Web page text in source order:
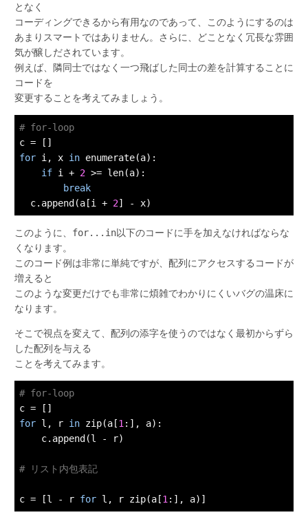
となく
コーディングできるから有用なのであって、このようにするのは
あまりスマートではありません。さらに、どことなく冗長な雰囲
気が醸しだされています。
例えば、隣同士ではなく一つ飛ばした同士の差を計算することに
コードを
変更することを考えてみましょう。
# for-loop
for i, x in enumerate(a):
if i + 2 >= len(a):
break
  c.append(a[i +
2
このように、 for...in以下のコードに手を加えなければならな
くなります。
このコード例は非常に単純ですが、配列にアクセスするコードが
増えると
このような変更だけでも非常に煩雑でわかりにくいバグの温床に
なります。
そこで視点を変えて、配列の添字を使うのではなく最初からずら
した配列を与える
ことを考えてみます。
# for-loop
for l, r in zip(a[1 :], a):
    c.append(l - r)
# リスト内包表記
c = [l - r for l, r zip(a[1